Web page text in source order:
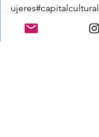
ujeres#capitalcultural